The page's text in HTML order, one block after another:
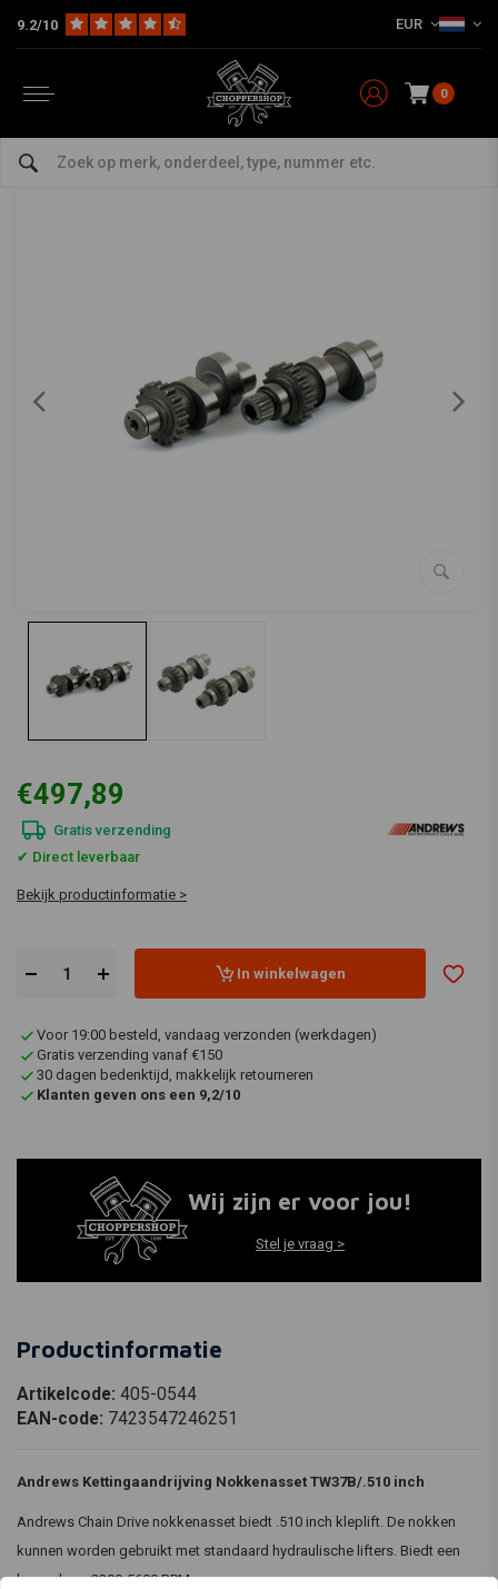
9.2/10 EUR
0
Kettingaangedreven Nokkenasset TW37B/.510in
bekijk alles van Andrews
Kettingaangedreven Nokkenasset
0/5 (0 reviews)
€497,89
Gratis verzending
✔ Direct leverbaar
Bekijk productinformatie >
In winkelwagen
Voor 19:00 besteld, vandaag verzonden (werkdagen)
Gratis verzending vanaf €150
30 dagen bedenktijd, makkelijk retourneren
Klanten geven ons een 9,2/10
Wij zijn er voor jou!
Stel je vraag >
Productinformatie
Artikelcode: 405-0544
EAN-code: 7423547246251
Andrews Kettingaandrijving Nokkenasset TW37B/.510 inch
Andrews Chain Drive nokkenasset biedt .510 inch kleplift. De nokken
kunnen worden gebruikt met standaard hydraulische lifters. Biedt een
koppel van 2200-5600 RPM.